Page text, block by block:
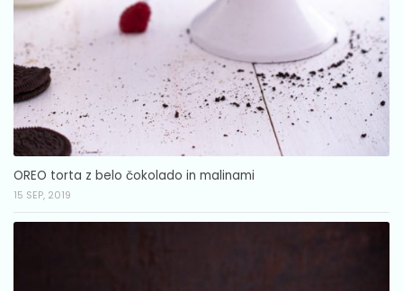
OREO torta z belo čokolado in malinami
15 SEP, 2019